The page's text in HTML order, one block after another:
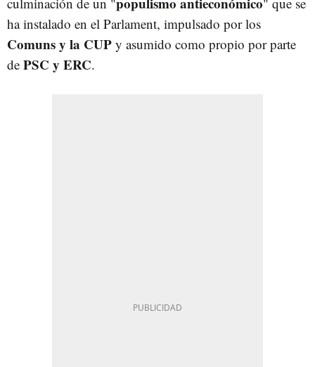
ha instalado en el Parlament, impulsado por los
Comuns y la CUP y asumido como propio por parte
de PSC y ERC.